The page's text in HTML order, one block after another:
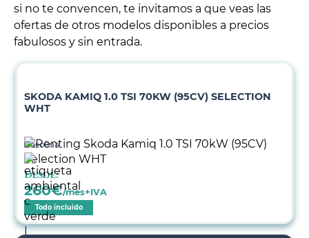
si no te convencen, te invitamos a que veas las
ofertas de otros modelos disponibles a precios
fabulosos y sin entrada.
SKODA KAMIQ 1.0 TSI 70KW (95CV) SELECTION
WHT
Gasolina
Desde:
260€/mes+IVA
Todo incluido